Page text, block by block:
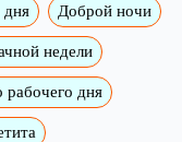
дня Доброй ночи
недели
рабочего дня